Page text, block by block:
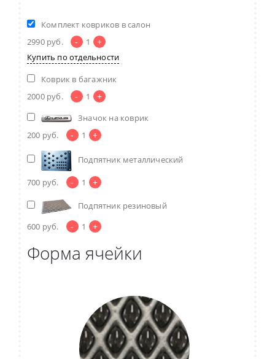
Комплект ковриков в салон
2990 руб. - 1 +
Купить по отдельности
Коврик в багажник
2000 руб. - 1 +
Значок на коврик
200 руб. - 1 +
Подпятник металлический
700 руб. - 1 +
Подпятник резиновый
600 руб. - 1 +
Форма ячейки